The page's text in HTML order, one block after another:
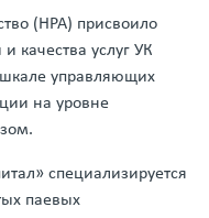
(НРА) присвоило
качества услуг УК
управляющих
на уровне
специализируется
паевых